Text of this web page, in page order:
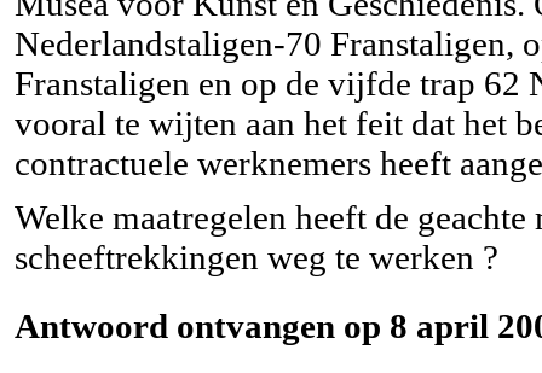
Nederlandstaligen-70 Franstaligen,
Franstaligen en op de vijfde trap 62
vooral te wijten aan het feit dat het
contractuele werknemers heeft
Welke maatregelen heeft de
scheeftrekkingen weg te werken ?
Antwoord ontvangen op 8 april